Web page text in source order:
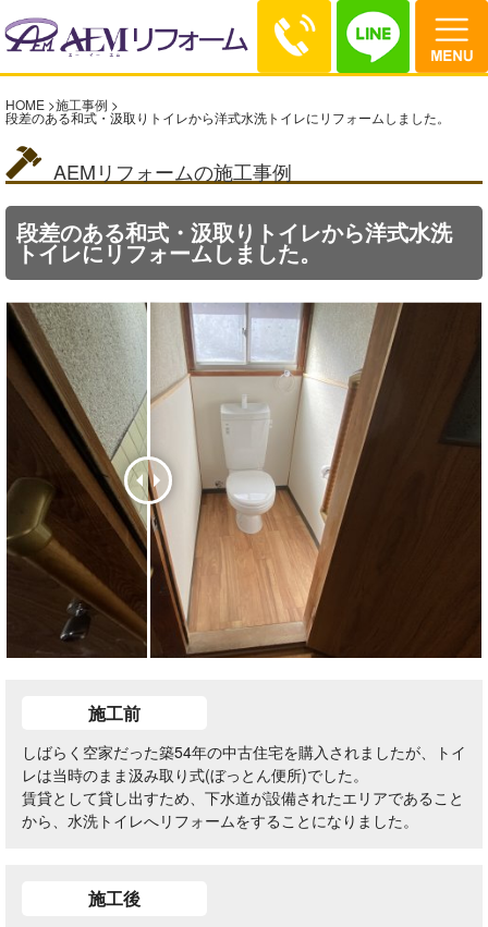
HOME >施工事例 >
段差のある和式・汲取りトイレから洋式水洗トイレにリフォームしました。
AEMリフォームの施工事例
段差のある和式・汲取りトイレから洋式水洗
トイレにリフォームしました。
施工前
しばらく空家だった築54年の中古住宅を購入されましたが、トイ
レは当時のまま汲み取り式(ぼっとん便所)でした。
賃貸として貸し出すため、下水道が設備されたエリアであること
から、水洗トイレへリフォームをすることになりました。
施工後